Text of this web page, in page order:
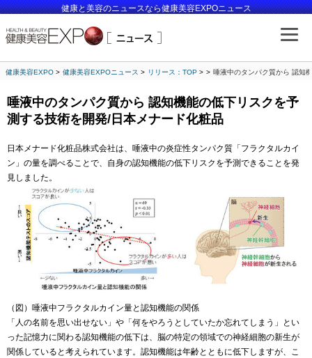
健康と美容のニュースなら健康美容EXPOニュース
健康美容EXPO 健康美容EXPOニュース リリース：TOP 唾液中のタンパク質から 認知
唾液中のタンパク質から 認知機能の低下リスクを予
測する技術を開発/日本メナード化粧品
日本メナード化粧品株式会社は、唾液中の炎症性タンパク質「フラクタルカイ
ン」の量を調べることで、自身の認知機能の低下リスクを予測できることを発
見しました。
（図）唾液中フラクタルカイン量と認知機能の関係
「人の名前を思い出せない」や「何をやろうとしていたか忘れてしまう」とい
った記憶力に関わる認知機能の低下は、脳の特定の領域での神経細胞の新生が
関係していると考えられています。認知機能は年齢とともに低下しますが、こ